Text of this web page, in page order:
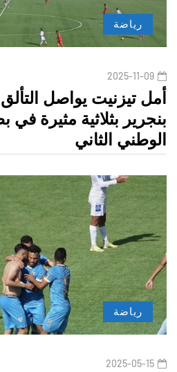
رياضة
2025-11-09
أمل تيزنيت يواصل
بنجرير بثلاثية مثيرة
الوطني الثاني
رياضة
2025-05-15